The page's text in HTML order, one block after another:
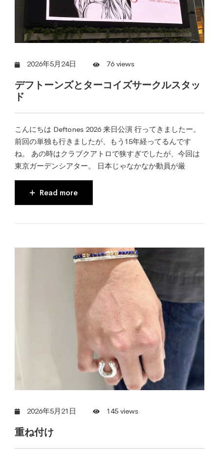
2026年5月24日 76 views
デフトーンズとターコイズサークルスタッ
ド
こんにちは Deftones 2026 来日公演 行ってきましたー。
前回の単独も行きましたが、もう15年経ってるんです
ね。 あの時はクラブクアトロで狭すぎでしたが、今回は
東京ガーデンシアター。 日本じゃなかなか動員が厳
Read more
2026年5月21日 145 views
重ね付け